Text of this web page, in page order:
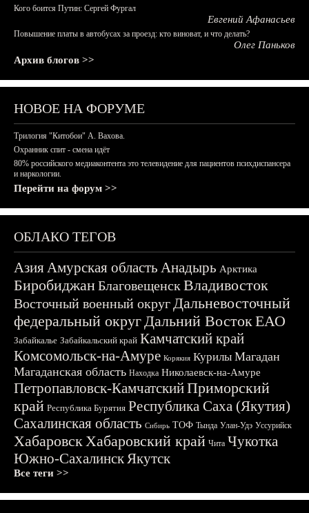
Кого боится Путин: Сергей Фургал
Евгений Афанасьев
Повышение платы в автобусах за проезд: кто виноват, и что делать?
Олег Паньков
Архив блогов >>
НОВОЕ НА ФОРУМЕ
Трилогия "Китобои" А. Вахова.
Охранник спит - смена идёт
80% российского медиаконтента это телевидение для пациентов психдиспансера
и наркологии.
Перейти на форум >>
ОБЛАКО ТЕГОВ
АзияАмурская область Анадырь Арктика
БиробиджанБлаговещенскВладивосток
Восточный военный округДальневосточный
федеральный округДальний ВостокЕАО
Забайкалье Забайкальский край Камчатский край
Комсомольск-на-Амуре Корякия Курилы Магадан
Магаданская область Находка Николаевск-на-Амуре
Петропавловск-КамчатскийПриморский
край Республика Бурятия Республика Саха (Якутия)
Сахалинская область Сибирь ТОФ Тында Улан-Удэ Уссурийск
ХабаровскХабаровский край Чита Чукотка
Южно-СахалинскЯкутск
Все теги >>